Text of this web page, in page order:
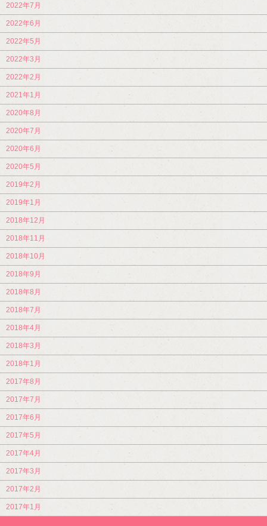
2022年7月
2022年6月
2022年5月
2022年3月
2022年2月
2021年1月
2020年8月
2020年7月
2020年6月
2020年5月
2019年2月
2019年1月
2018年12月
2018年11月
2018年10月
2018年9月
2018年8月
2018年7月
2018年4月
2018年3月
2018年1月
2017年8月
2017年7月
2017年6月
2017年5月
2017年4月
2017年3月
2017年2月
2017年1月